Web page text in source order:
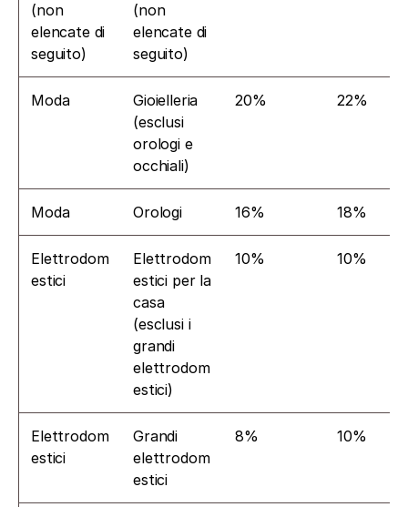
(non
elencate di
seguito)
(non
elencate di
seguito)
Moda
Gioielleria
(esclusi
orologi e
occhiali)
20% 22%
Moda Orologi 16% 18%
Elettrodom
estici
Elettrodom
estici per la
casa
(esclusi i
grandi
elettrodom
estici)
10% 10%
Elettrodom
estici
Grandi
elettrodom
estici
8% 10%